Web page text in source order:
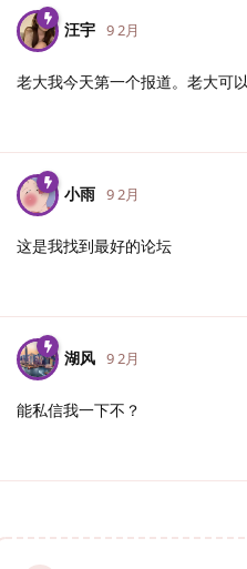
汪宇 9 2月
老大我今天第一个报道。老大可
小雨 9 2月
这是我找到最好的论坛
湖风 9 2月
能私信我一下不？